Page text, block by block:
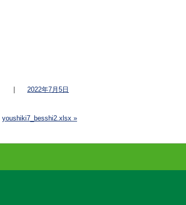
| 2022年7月5日
youshiki7_besshi2.xlsx »